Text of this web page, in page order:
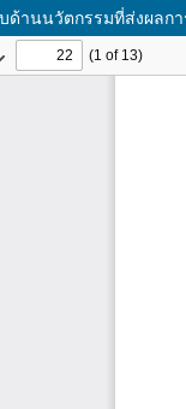
ด้านนวัตกรรมที่ส่งผล